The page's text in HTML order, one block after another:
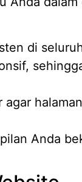
di
agar
Anda